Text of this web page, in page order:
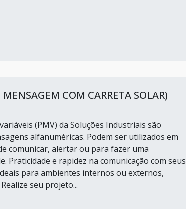
COM CARRETA SOLAR)
(PMV) da Soluções Industriais são
alfanuméricas. Podem ser utilizados em
comunicar, alertar ou para fazer uma
Praticidade e rapidez na comunicação com seus
para ambientes internos ou externos,
seu projeto...